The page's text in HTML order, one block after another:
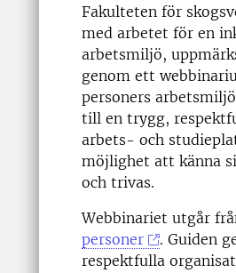
Fakulteten för
med arbetet för en
arbetsmiljö,
genom ett
personers
till en trygg,
arbets- och
möjlighet att känna
och trivas.
Webbinariet utgår
personer
. Guiden
respektfulla